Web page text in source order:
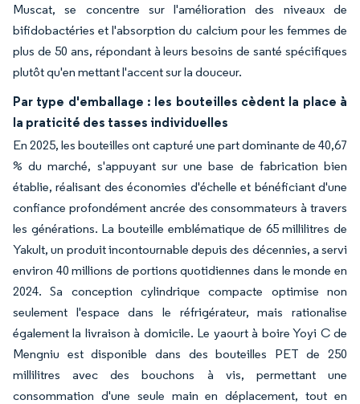
Muscat, se concentre sur l'amélioration des niveaux de
bifidobactéries et l'absorption du calcium pour les femmes de
plus de 50 ans, répondant à leurs besoins de santé spécifiques
plutôt qu'en mettant l'accent sur la douceur.
Par type d'emballage : les bouteilles cèdent la place à
la praticité des tasses individuelles
En 2025, les bouteilles ont capturé une part dominante de 40,67
% du marché, s'appuyant sur une base de fabrication bien
établie, réalisant des économies d'échelle et bénéficiant d'une
confiance profondément ancrée des consommateurs à travers
les générations. La bouteille emblématique de 65 millilitres de
Yakult, un produit incontournable depuis des décennies, a servi
environ 40 millions de portions quotidiennes dans le monde en
2024. Sa conception cylindrique compacte optimise non
seulement l'espace dans le réfrigérateur, mais rationalise
également la livraison à domicile. Le yaourt à boire Yoyi C de
Mengniu est disponible dans des bouteilles PET de 250
millilitres avec des bouchons à vis, permettant une
consommation d'une seule main en déplacement, tout en